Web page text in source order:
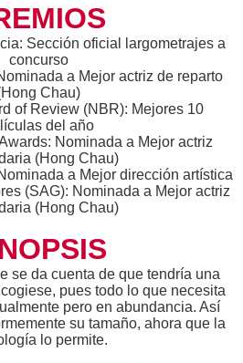
Sección oficial largometrajes a
concurso
a Mejor actriz de reparto
Chau)
of Review (NBR): Mejores 10
del año
Nominada a Mejor actriz
(Hong Chau)
a Mejor dirección artística
(SAG): Nominada a Mejor actriz
(Hong Chau)
se da cuenta de que tendría una
pues todo lo que necesita
pero en abundancia. Así
su tamaño, ahora que la
lo permite.